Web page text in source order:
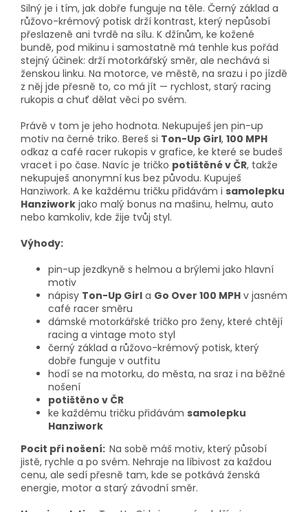
Silný je i tím, jak dobře funguje na těle. Černý základ a
růžovo-krémový potisk drží kontrast, který nepůsobí
přeslazeně ani tvrdě na sílu. K džínům, ke kožené
bundě, pod mikinu i samostatně má tenhle kus pořád
stejný účinek: drží motorkářský směr, ale nechává si
ženskou linku. Na motorce, ve městě, na srazu i po jízdě
z něj jde přesně to, co má jít — rychlost, starý racing
rukopis a chuť dělat věci po svém.
Právě v tom je jeho hodnota. Nekupuješ jen pin-up
motiv na černé triko. Bereš si Ton-Up Girl, 100 MPH
odkaz a café racer rukopis v grafice, ke které se budeš
vracet i po čase. Navíc je tričko potištěné v ČR, takže
nekupuješ anonymní kus bez původu. Kupuješ
Hanziwork. A ke každému tričku přidávám i samolepku
Hanziwork jako malý bonus na mašinu, helmu, auto
nebo kamkoliv, kde žije tvůj styl.
Výhody:
pin-up jezdkyně s helmou a brýlemi jako hlavní
motiv
nápisy Ton-Up Girl a Go Over 100 MPH v jasném
café racer směru
dámské motorkářské tričko pro ženy, které chtějí
racing a vintage moto styl
černý základ a růžovo-krémový potisk, který
dobře funguje v outfitu
hodí se na motorku, do města, na sraz i na běžné
nošení
potištěno v ČR
ke každému tričku přidávám samolepku
Hanziwork
Pocit při nošení: Na sobě máš motiv, který působí
jistě, rychle a po svém. Nehraje na líbivost za každou
cenu, ale sedí přesně tam, kde se potkává ženská
energie, motor a starý závodní směr.